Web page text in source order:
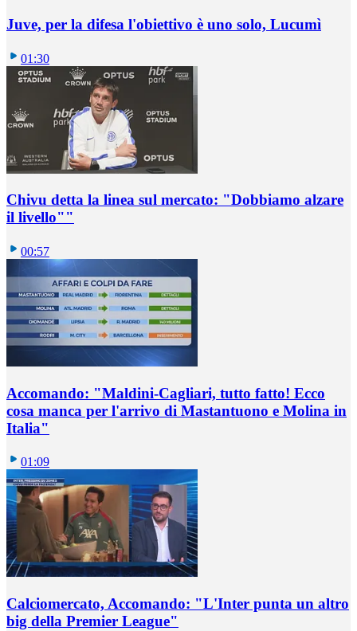
Juve, per la difesa l'obiettivo è uno solo, Lucumì
01:30
Chivu detta la linea sul mercato: "Dobbiamo alzare
il livello""
00:57
Accomando: "Maldini-Cagliari, tutto fatto! Ecco
cosa manca per l'arrivo di Mastantuono e Molina in
Italia"
01:09
Calciomercato, Accomando: "L'Inter punta un altro
big della Premier League"